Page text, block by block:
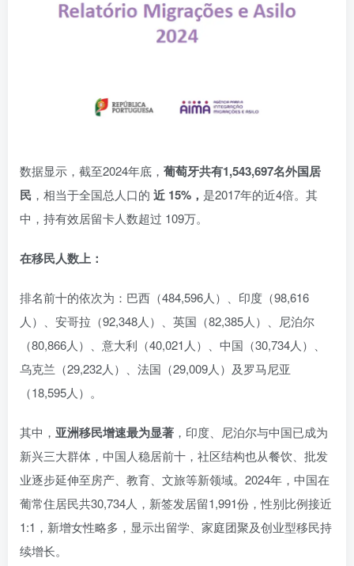
数据显示，截至2024年底， 葡萄牙共有1,543,697名外国居
民 ，相当于全国总人口的 近 15%， 是2017年的近4倍。其
中，持有效居留卡人数超过 109万。
在移民人数上：
排名前十的依次为：巴西（484,596人）、印度（98,616
人）、安哥拉（92,348人）、英国（82,385人）、尼泊尔
（80,866人）、意大利（40,021人）、中国（30,734人）、
乌克兰（29,232人）、法国（29,009人）及罗马尼亚
（18,595人）。
其中， 亚洲移民增速最为显著 ，印度、尼泊尔与中国已成为
新兴三大群体，中国人稳居前十，社区结构也从餐饮、批发
业逐步延伸至房产、教育、文旅等新领域。2024年，中国在
葡常住居民共30,734人，新签发居留1,991份，性别比例接近
1:1，新增女性略多，显示出留学、家庭团聚及创业型移民持
续增长。